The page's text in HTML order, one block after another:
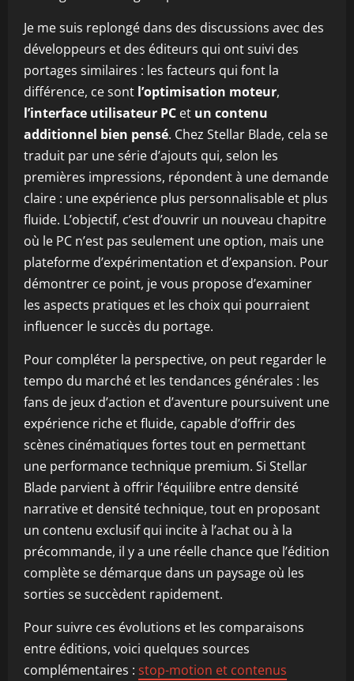
Je me suis replongé dans des discussions avec des
développeurs et des éditeurs qui ont suivi des
portages similaires : les facteurs qui font la
différence, ce sont l’optimisation moteur,
l’interface utilisateur PC et un contenu
additionnel bien pensé. Chez Stellar Blade, cela se
traduit par une série d’ajouts qui, selon les
premières impressions, répondent à une demande
claire : une expérience plus personnalisable et plus
fluide. L’objectif, c’est d’ouvrir un nouveau chapitre
où le PC n’est pas seulement une option, mais une
plateforme d’expérimentation et d’expansion. Pour
démontrer ce point, je vous propose d’examiner
les aspects pratiques et les choix qui pourraient
influencer le succès du portage.
Pour compléter la perspective, on peut regarder le
tempo du marché et les tendances générales : les
fans de jeux d’action et d’aventure poursuivent une
expérience riche et fluide, capable d’offrir des
scènes cinématiques fortes tout en permettant
une performance technique premium. Si Stellar
Blade parvient à offrir l’équilibre entre densité
narrative et densité technique, tout en proposant
un contenu exclusif qui incite à l’achat ou à la
précommande, il y a une réelle chance que l’édition
complète se démarque dans un paysage où les
sorties se succèdent rapidement.
Pour suivre ces évolutions et les comparaisons
entre éditions, voici quelques sources
complémentaires : stop-motion et contenus